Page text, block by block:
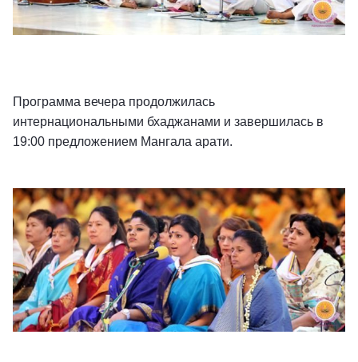
Программа вечера продолжилась
интернациональными бхаджанами и завершилась в
19:00 предложением Мангала арати.